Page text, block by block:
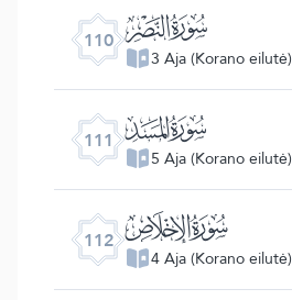
110 ﰛ
3 Aja (Korano eilutė)
111 ﰜ
5 Aja (Korano eilutė)
112 ﰝ
4 Aja (Korano eilutė)